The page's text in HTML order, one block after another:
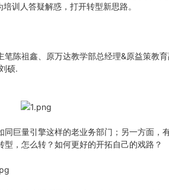
培训人答疑解惑，打开转型新思路。
陈祖鑫、原万达教学部总经理&原益策教
硕.
巨量引擎这样的老业务部门；另一方面，
，怎么转？如何更好的开拓自己的戏路？